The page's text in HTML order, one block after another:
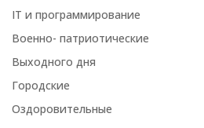
IT и программирование
Военно- патриотические
Выходного дня
Городские
Оздоровительные